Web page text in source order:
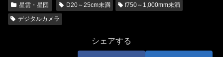
星雲・星団 D20～25cm未満
f750～1,000mm未満
デジタルカメラ
シェアする